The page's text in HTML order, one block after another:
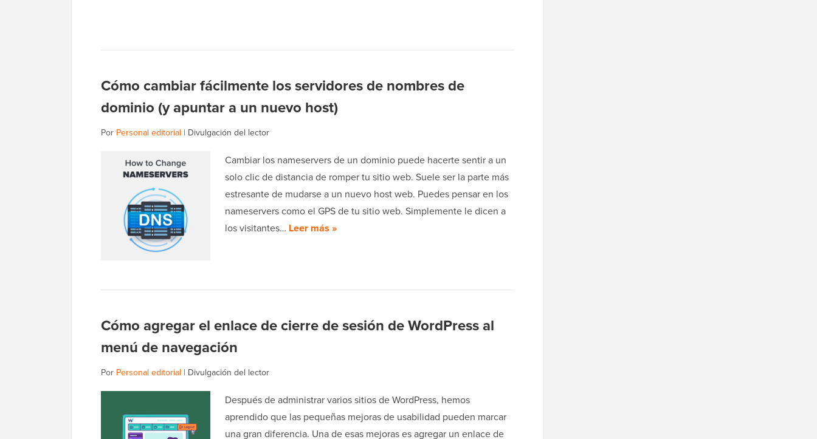
Cómo cambiar fácilmente los servidores de nombres de
dominio (y apuntar a un nuevo host)
Por Personal editorial | Divulgación del lector
Cambiar los nameservers de un dominio puede hacerte sentir a un
solo clic de distancia de romper tu sitio web. Suele ser la parte más
estresante de mudarse a un nuevo host web. Puedes pensar en los
nameservers como el GPS de tu sitio web. Simplemente le dicen a
los visitantes… Leer más »
Cómo agregar el enlace de cierre de sesión de WordPress al
menú de navegación
Por Personal editorial | Divulgación del lector
Después de administrar varios sitios de WordPress, hemos
aprendido que las pequeñas mejoras de usabilidad pueden marcar
una gran diferencia. Una de esas mejoras es agregar un enlace de